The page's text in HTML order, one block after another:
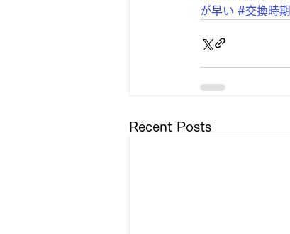
が早い #交換時期
Recent Posts